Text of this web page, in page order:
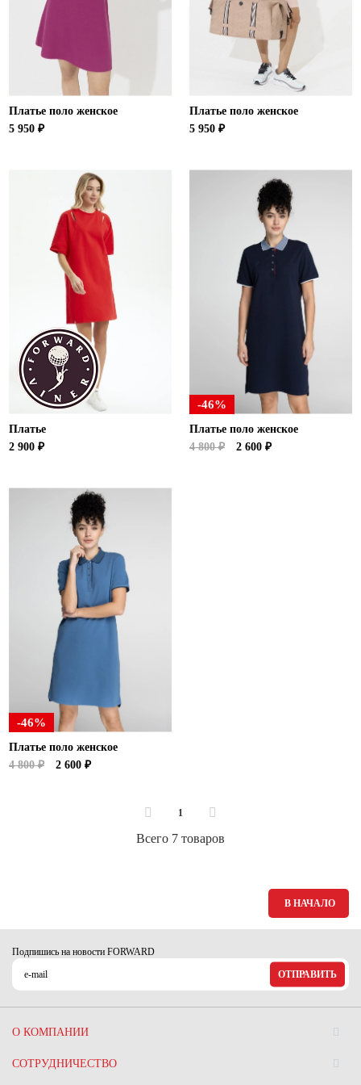
Ханты-Мансийский автономный округ (3)
Челябинская область (2)
Ямало-Ненецкий автономный округ (1)
Ярославская область (1)
Платье поло женское
5 950 ₽
Платье поло женское
5 950 ₽
Платье
2 900 ₽
-46%
Платье поло женское
4 800 ₽
2 600 ₽
-46%
Платье поло женское
4 800 ₽
2 600 ₽
1
Всего 7 товаров
В НАЧАЛО
Подпишись на новости FORWARD
ОТПРАВИТЬ
О КОМПАНИИ
СОТРУДНИЧЕСТВО